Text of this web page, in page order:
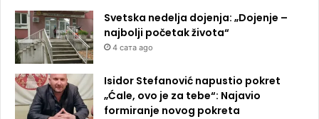
Svetska nedelja dojenja: „Dojenje –
najbolji početak života“
4 сата ago
Isidor Stefanović napustio pokret
„Ćale, ovo je za tebe“: Najavio
formiranje novog pokreta